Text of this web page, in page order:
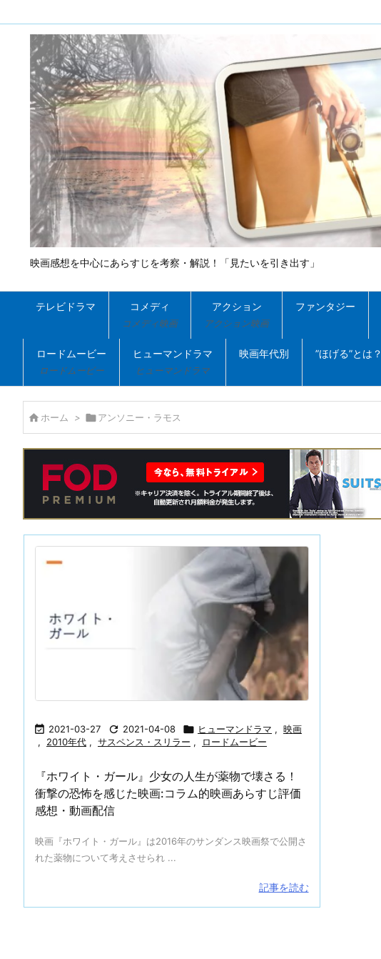
映画感想を中心にあらすじを考察・解説！「見たいを引き出す」
テレビドラマ コメディ
コメディ映画
アクション
アクション映画
ファンタジー
ロードムービー
ロードムービー
ヒューマンドラマ
ヒューマンドラマ
映画年代別 ”ほげる”とは？
ホーム > アンソニー・ラモス
 2021-03-27  2021-04-08  ヒューマンドラマ , 映画
,
2010年代 , サスペンス・スリラー , ロードムービー
『ホワイト・ガール』少女の人生が薬物で壊さる！
衝撃の恐怖を感じた映画:コラム的映画あらすじ評価
感想・動画配信
映画『ホワイト・ガール』は2016年のサンダンス映画祭で公開さ
れた薬物について考えさせられ ...
記事を読む